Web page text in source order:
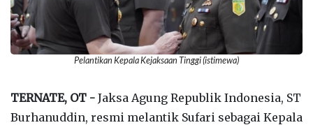
Pelantikan Kepala Kejaksaan Tinggi (istimewa)
TERNATE, OT - Jaksa Agung Republik Indonesia, ST
Burhanuddin, resmi melantik Sufari sebagai Kepala